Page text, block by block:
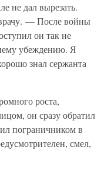
не дал вырезать.
— После войны
он так не
убеждению. Я
знал сержанта
роста,
он сразу обратил
пограничником в
смел,